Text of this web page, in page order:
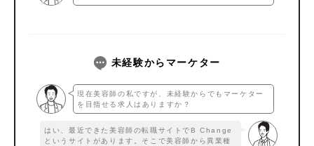
未経験からマーケター
現在美容師の私ですが、未経験からでもマーケター
を目指せる求人はありますか？
はい、最近できた美容師の転職サイトでB Change
というサイトがあります。そこで美容師から異業種